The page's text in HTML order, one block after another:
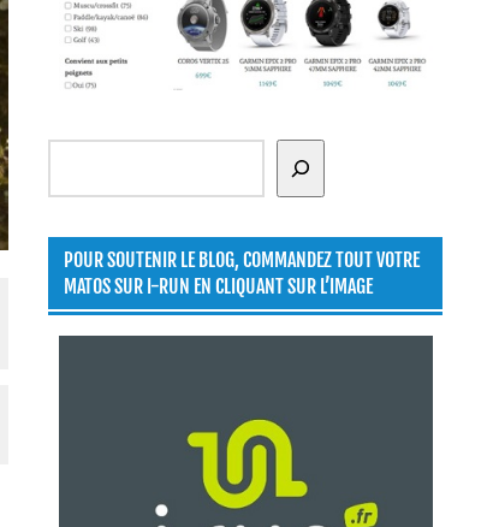
Rechercher
POUR SOUTENIR LE BLOG, COMMANDEZ TOUT VOTRE
MATOS SUR I-RUN EN CLIQUANT SUR L’IMAGE